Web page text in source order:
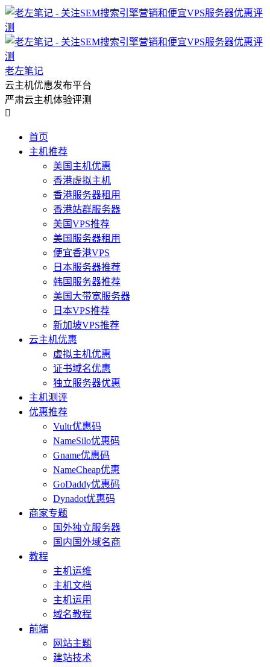
老左笔记
云主机优惠发布平台
严肃云主机体验评测

首页
主机推荐
美国主机优惠
香港虚拟主机
香港服务器租用
香港站群服务器
美国VPS推荐
美国服务器租用
便宜香港VPS
日本服务器推荐
韩国服务器推荐
美国大带宽服务器
日本VPS推荐
新加坡VPS推荐
云主机优惠
虚拟主机优惠
证书域名优惠
独立服务器优惠
主机测评
优惠推荐
Vultr优惠码
NameSilo优惠码
Gname优惠码
NameCheap优惠
GoDaddy优惠码
Dynadot优惠码
商家专题
国外独立服务器
国内国外域名商
教程
主机运维
主机文档
主机运用
域名教程
前端
网站主题
建站技术